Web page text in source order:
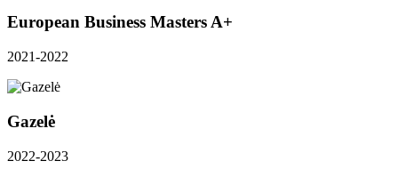
European Business Masters A+
2021-2022
Gazelė
2022-2023